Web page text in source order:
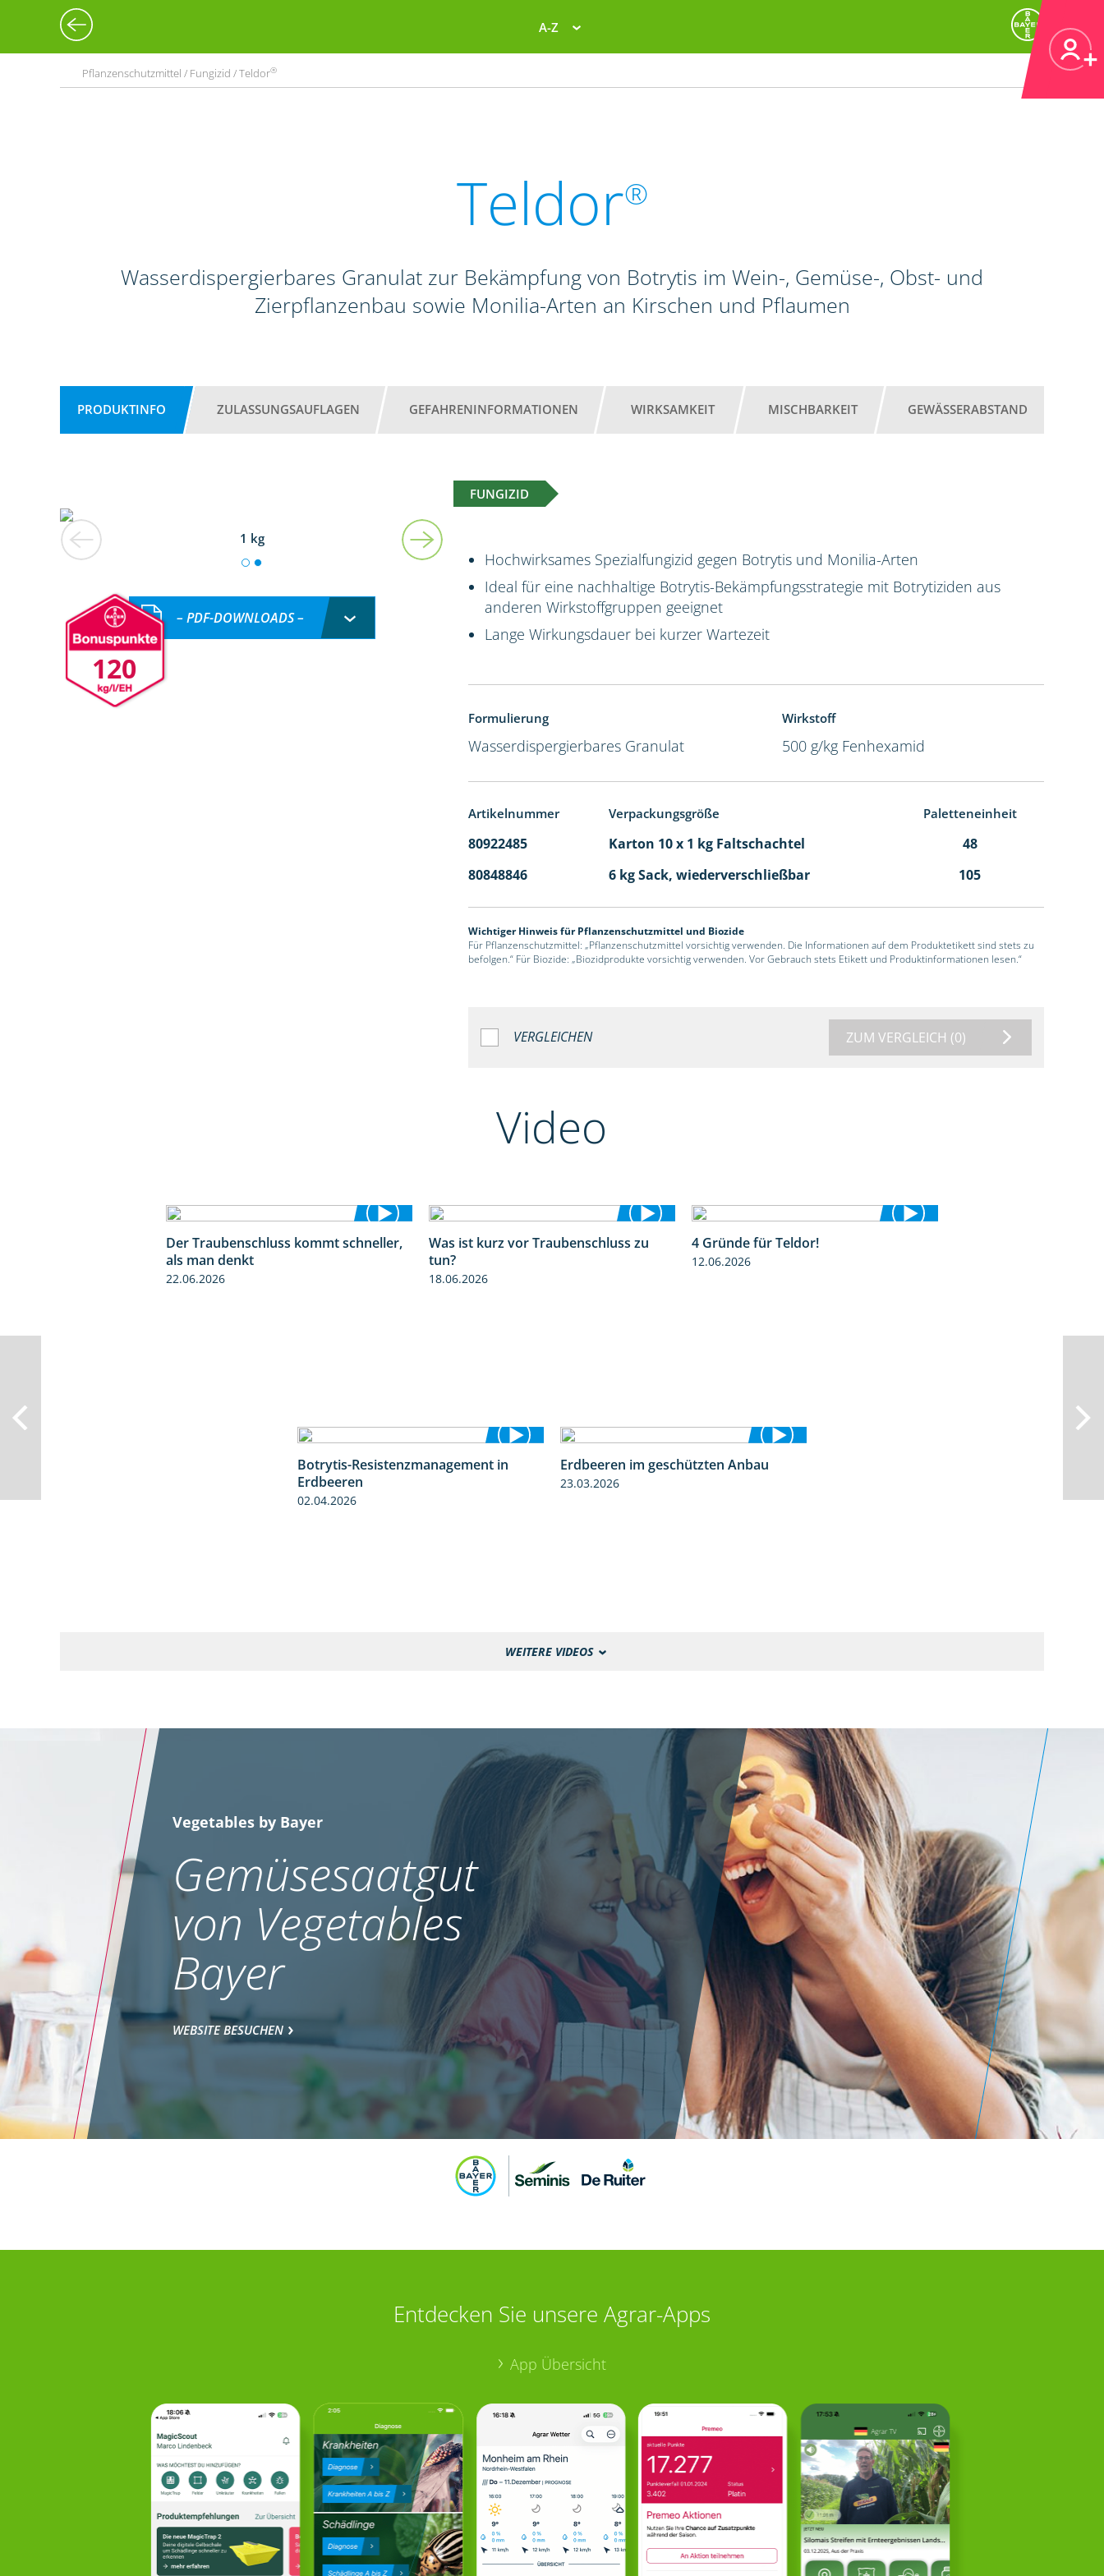
A-Z
Pflanzenschutzmittel / Fungizid / Teldor®
Teldor®
Wasserdispergierbares Granulat zur Bekämpfung von Botrytis im Wein-, Gemüse-, Obst- und
Zierpflanzenbau sowie Monilia-Arten an Kirschen und Pflaumen
PRODUKTINFO ZULASSUNGSAUFLAGEN GEFAHRENINFORMATIONEN WIRKSAMKEIT MISCHBARKEIT GEWÄSSERABSTAND
FUNGIZID
1 kg
120
– PDF-DOWNLOADS –
Hochwirksames Spezialfungizid gegen Botrytis und Monilia-Arten
Ideal für eine nachhaltige Botrytis-Bekämpfungsstrategie mit Botrytiziden aus
anderen Wirkstoffgruppen geeignet
Lange Wirkungsdauer bei kurzer Wartezeit
Formulierung
Wasserdispergierbares Granulat
Wirkstoff
500 g/kg Fenhexamid
Artikelnummer Verpackungsgröße Paletteneinheit
80922485 Karton 10 x 1 kg Faltschachtel
48
80848846
6 kg Sack, wiederverschließbar 105
Wichtiger Hinweis für Pflanzenschutzmittel und Biozide
Für Pflanzenschutzmittel: „Pflanzenschutzmittel vorsichtig verwenden. Die Informationen auf dem Produktetikett sind stets zu
befolgen.“ Für Biozide: „Biozidprodukte vorsichtig verwenden. Vor Gebrauch stets Etikett und Produktinformationen lesen.“
VERGLEICHEN ZUM VERGLEICH (0)
Video
2:39
Der Traubenschluss kommt schneller,
als man denkt
22.06.2026
5:04
Was ist kurz vor Traubenschluss zu
tun?
18.06.2026
4 Gründe für Teldor!
12.06.2026
5:59
Botrytis-Resistenzmanagement in
Erdbeeren
02.04.2026
2:25
Erdbeeren im geschützten Anbau
23.03.2026
WEITERE VIDEOS
Vegetables by Bayer
Gemüsesaatgut
von Vegetables
Bayer
WEBSITE BESUCHEN
Entdecken Sie unsere Agrar-Apps
App Übersicht